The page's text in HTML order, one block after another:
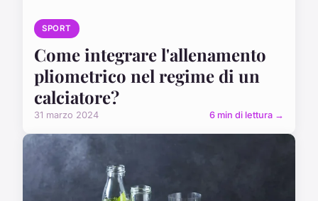
SPORT
Come integrare l'allenamento
pliometrico nel regime di un
calciatore?
31 marzo 2024 6 min di lettura →